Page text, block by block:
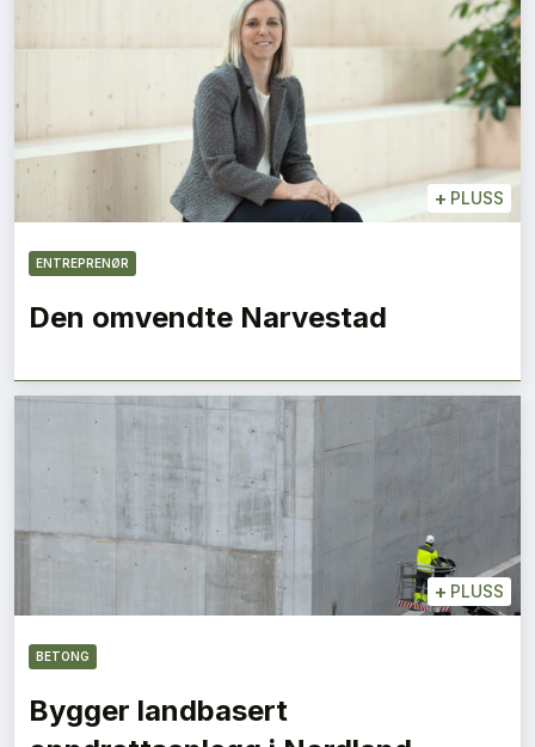
+ PLUSS
ENTREPRENØR
Den omvendte Narvestad
+ PLUSS
BETONG
Bygger landbasert